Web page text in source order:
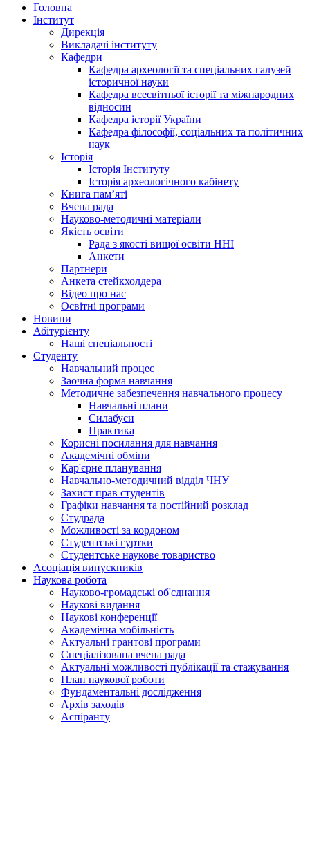
Головна
Інститут
Дирекція
Викладачі інституту
Кафедри
Кафедра археології та спеціальних галузей
історичної науки
Кафедра всесвітньої історії та міжнародних
відносин
Кафедра історії України
Кафедра філософії, соціальних та політичних
наук
Історія
Історія Інституту
Історія археологічного кабінету
Книга памʼяті
Вчена рада
Науково-методичні матеріали
Якість освіти
Рада з якості вищої освіти ННІ
Анкети
Партнери
Анкета стейкхолдера
Відео про нас
Освітні програми
Hовини
Абітурієнту
Наші спеціальності
Студенту
Навчальний процес
Заочна форма навчання
Методичне забезпечення навчального процесу
Навчальні плани
Силабуси
Практика
Корисні посилання для навчання
Академічні обміни
Кар'єрне планування
Навчально-методичний відділ ЧНУ
Захист прав студентів
Графіки навчання та постійний розклад
Студрада
Можливості за кордоном
Студентські гуртки
Студентське наукове товариство
Асоціація випускників
Наукова робота
Науково-громадські об'єднання
Наукові видання
Наукові конференції
Академічна мобільність
Актуальні грантові програми
Спеціалізована вчена рада
Актуальні можливості публікації та стажування
План наукової роботи
Фундаментальні дослідження
Архів заходів
Аспіранту